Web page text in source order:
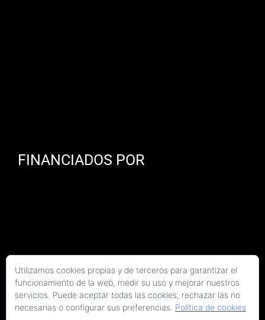
FINANCIADOS POR
Utilizamos cookies propias y de terceros para garantizar el
funcionamiento de la web, medir su uso y mejorar nuestros
servicios. Puede aceptar todas las cookies, rechazar las no
necesarias o configurar sus preferencias. Política de cookies